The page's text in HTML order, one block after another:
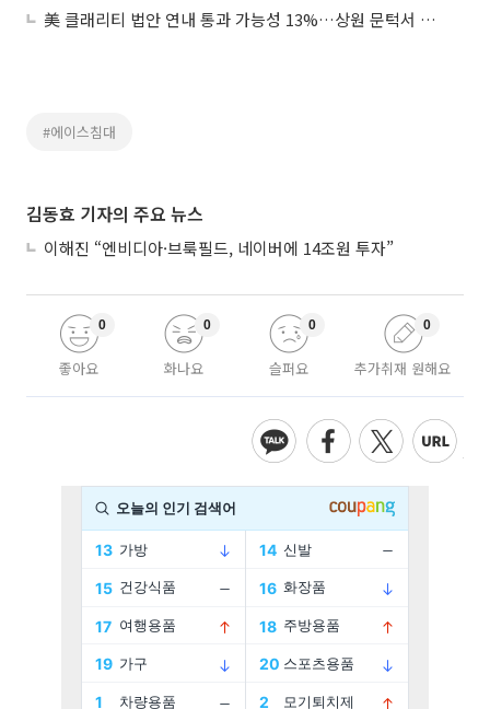
美 클래리티 법안 연내 통과 가능성 13%…상원 문턱서 제동
#에이스침대
김동효 기자의 주요 뉴스
이해진 “엔비디아·브룩필드, 네이버에 14조원 투자”
좋아요
0
화나요
0
슬퍼요
0
추가취재 원해요
0